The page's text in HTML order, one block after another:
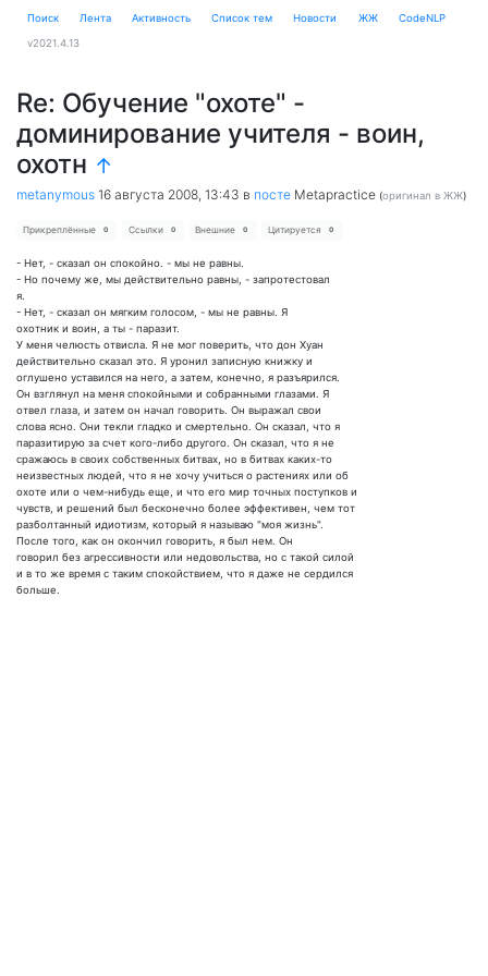
Поиск Лента Активность Cписок тем Новости ЖЖ CodeNLP
v2021.4.13
Re: Обучение "охоте" -
доминирование учителя - воин,
охотн ↑
metanymous 16 августа 2008, 13:43 в посте Metapractice (оригинал в ЖЖ)
Прикреплённые 0 Ссылки 0 Внешние 0 Цитируется 0
- Нет, - сказал он спокойно. - мы не равны.
- Но почему же, мы действительно равны, - запротестовал
я.
- Нет, - сказал он мягким голосом, - мы не равны. Я
охотник и воин, а ты - паразит.
У меня челюсть отвисла. Я не мог поверить, что дон Хуан
действительно сказал это. Я уронил записную книжку и
оглушено уставился на него, а затем, конечно, я разъярился.
Он взглянул на меня спокойными и собранными глазами. Я
отвел глаза, и затем он начал говорить. Он выражал свои
слова ясно. Они текли гладко и смертельно. Он сказал, что я
паразитирую за счет кого-либо другого. Он сказал, что я не
сражаюсь в своих собственных битвах, но в битвах каких-то
неизвестных людей, что я не хочу учиться о растениях или об
охоте или о чем-нибудь еще, и что его мир точных поступков и
чувств, и решений был бесконечно более эффективен, чем тот
разболтанный идиотизм, который я называю "моя жизнь".
После того, как он окончил говорить, я был нем. Он
говорил без агрессивности или недовольства, но с такой силой
и в то же время с таким спокойствием, что я даже не сердился
больше.